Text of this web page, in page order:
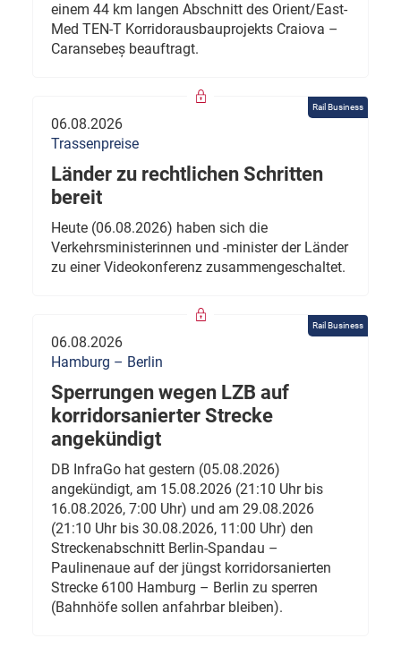
einem 44 km langen Abschnitt des Orient/East-
Med TEN-T Korridorausbauprojekts Craiova –
Caransebeș beauftragt.
Rail Business
06.08.2026
Trassenpreise
Länder zu rechtlichen Schritten
bereit
Heute (06.08.2026) haben sich die
Verkehrsministerinnen und -minister der Länder
zu einer Videokonferenz zusammengeschaltet.
Rail Business
06.08.2026
Hamburg – Berlin
Sperrungen wegen LZB auf
korridorsanierter Strecke
angekündigt
DB InfraGo hat gestern (05.08.2026)
angekündigt, am 15.08.2026 (21:10 Uhr bis
16.08.2026, 7:00 Uhr) und am 29.08.2026
(21:10 Uhr bis 30.08.2026, 11:00 Uhr) den
Streckenabschnitt Berlin-Spandau –
Paulinenaue auf der jüngst korridorsanierten
Strecke 6100 Hamburg – Berlin zu sperren
(Bahnhöfe sollen anfahrbar bleiben).